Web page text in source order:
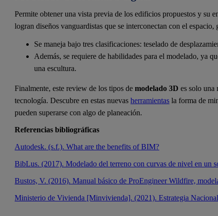
Permite obtener una vista previa de los edificios propuestos y su
logran diseños vanguardistas que se interconectan con el
Se maneja bajo tres clasificaciones: teselado de
Además, se requiere de habilidades para el modelado, ya
una escultura.
Finalmente, este review de los tipos demodelado 3D es solo una
tecnología. Descubre en estas nuevasherramientas la forma de
pueden superarse con algo de planeación.
Referencias bibliográficas
Autodesk. (s.f.). What are the benefits of BIM?
BibLus. (2017). Modelado del terreno con curvas de nivel en un
Bustos, V. (2016). Manual básico de ProEngineer Wildfire,
Ministerio de Vivienda [Minvivienda]. (2021). Estrategia